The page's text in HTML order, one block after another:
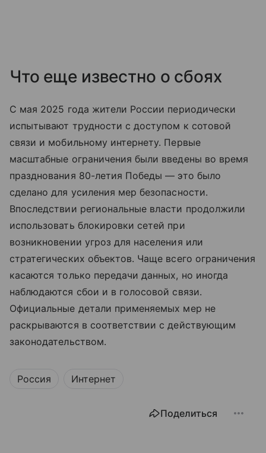
Что еще известно о сбоях
С мая 2025 года жители России периодически
испытывают трудности с доступом к сотовой
связи и мобильному интернету. Первые
масштабные ограничения были введены во время
празднования 80-летия Победы — это было
сделано для усиления мер безопасности.
Впоследствии региональные власти продолжили
использовать блокировки сетей при
возникновении угроз для населения или
стратегических объектов. Чаще всего ограничения
касаются только передачи данных, но иногда
наблюдаются сбои и в голосовой связи.
Официальные детали применяемых мер не
раскрываются в соответствии с действующим
законодательством.
Россия Интернет
Поделиться